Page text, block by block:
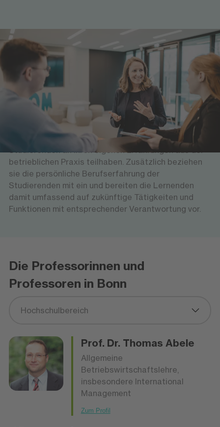
Lehrende am Hochschulzentrum
Versierte Professorinnen und Professoren sowie
erfahrene Führungskräfte bieten den Studierenden
am Hochschulzentrum Bonn eine wissenschaftlich
hochwertige und gleichzeitig anwendungsorientierte
Lehre. Theoretische Grundlagen vermitteln sie mit
Bezug zur Wirtschaftspraxis und lassen die
Studierenden an ihren eigenen Erfahrungen aus der
betrieblichen Praxis teilhaben. Zusätzlich beziehen
sie die persönliche Berufserfahrung der
Studierenden mit ein und bereiten die Lernenden
damit umfassend auf zukünftige Tätigkeiten und
Funktionen mit entsprechender Verantwortung vor.
Die Professorinnen und
Professoren in Bonn
Hochschulbereich
Prof. Dr. Thomas Abele
Allgemeine
Betriebswirtschaftslehre,
insbesondere International
Management
Zum Profil